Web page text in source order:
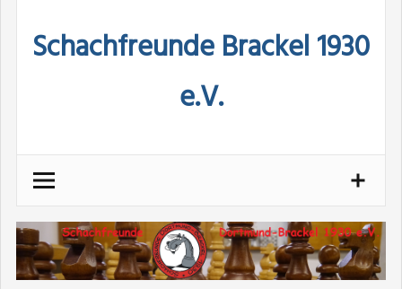
Schachfreunde Brackel 1930
e.V.